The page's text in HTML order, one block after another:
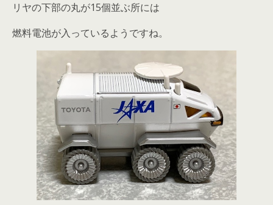
リヤの下部の丸が15個並ぶ所には
燃料電池が入っているようですね。